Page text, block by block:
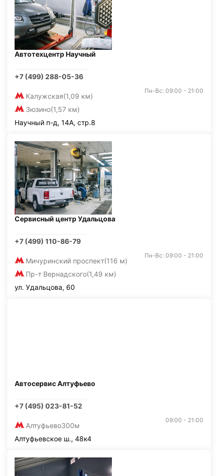
Автотехцентр Научный
+7 (499) 288-05-36
Калужская(1,09 км)
Зюзино(1,57 км)
Пн-Вс: 09:00 - 21:00
Научный п-д, 14А, стр.8
Сервисный центр Удальцова
+7 (499) 110-86-79
Мичуринский проспект(116 м)
Пр-т Вернадского(1,49 км)
Пн-Вс: 09:00 - 21:00
ул. Удальцова, 60
Автосервис Алтуфьево
+7 (495) 023-81-52
Алтуфьево300м
09:00 - 21:00
Алтуфьевское ш., 48к4